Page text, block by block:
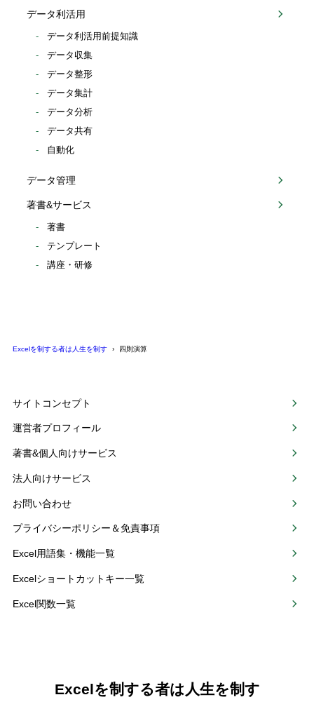
データ利活用
データ利活用前提知識
データ収集
データ整形
データ集計
データ分析
データ共有
自動化
データ管理
著書&サービス
著書
テンプレート
講座・研修
Excelを制する者は人生を制す 四則演算
サイトコンセプト
運営者プロフィール
著書&個人向けサービス
法人向けサービス
お問い合わせ
プライバシーポリシー＆免責事項
Excel用語集・機能一覧
Excelショートカットキー一覧
Excel関数一覧
Excelを制する者は人生を制す